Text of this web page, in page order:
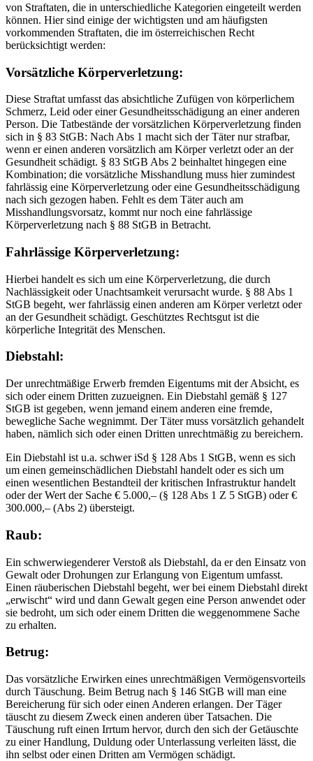
von Straftaten, die in unterschiedliche Kategorien eingeteilt werden
können. Hier sind einige der wichtigsten und am häufigsten
vorkommenden Straftaten, die im österreichischen Recht
berücksichtigt werden:
Vorsätzliche Körperverletzung:
Diese Straftat umfasst das absichtliche Zufügen von körperlichem
Schmerz, Leid oder einer Gesundheitsschädigung an einer anderen
Person. Die Tatbestände der vorsätzlichen Körperverletzung finden
sich in § 83 StGB: Nach Abs 1 macht sich der Täter nur strafbar,
wenn er einen anderen vorsätzlich am Körper verletzt oder an der
Gesundheit schädigt. § 83 StGB Abs 2 beinhaltet hingegen eine
Kombination; die vorsätzliche Misshandlung muss hier zumindest
fahrlässig eine Körperverletzung oder eine Gesundheitsschädigung
nach sich gezogen haben. Fehlt es dem Täter auch am
Misshandlungsvorsatz, kommt nur noch eine fahrlässige
Körperverletzung nach § 88 StGB in Betracht.
Fahrlässige Körperverletzung:
Hierbei handelt es sich um eine Körperverletzung, die durch
Nachlässigkeit oder Unachtsamkeit verursacht wurde. § 88 Abs 1
StGB begeht, wer fahrlässig einen anderen am Körper verletzt oder
an der Gesundheit schädigt. Geschütztes Rechtsgut ist die
körperliche Integrität des Menschen.
Diebstahl:
Der unrechtmäßige Erwerb fremden Eigentums mit der Absicht, es
sich oder einem Dritten zuzueignen. Ein Diebstahl gemäß § 127
StGB ist gegeben, wenn jemand einem anderen eine fremde,
bewegliche Sache wegnimmt. Der Täter muss vorsätzlich gehandelt
haben, nämlich sich oder einen Dritten unrechtmäßig zu bereichern.
Ein Diebstahl ist u.a. schwer iSd § 128 Abs 1 StGB, wenn es sich
um einen gemeinschädlichen Diebstahl handelt oder es sich um
einen wesentlichen Bestandteil der kritischen Infrastruktur handelt
oder der Wert der Sache € 5.000,– (§ 128 Abs 1 Z 5 StGB) oder €
300.000,– (Abs 2) übersteigt.
Raub:
Ein schwerwiegenderer Verstoß als Diebstahl, da er den Einsatz von
Gewalt oder Drohungen zur Erlangung von Eigentum umfasst.
Einen räuberischen Diebstahl begeht, wer bei einem Diebstahl direkt
„erwischt“ wird und dann Gewalt gegen eine Person anwendet oder
sie bedroht, um sich oder einem Dritten die weggenommene Sache
zu erhalten.
Betrug:
Das vorsätzliche Erwirken eines unrechtmäßigen Vermögensvorteils
durch Täuschung. Beim Betrug nach § 146 StGB will man eine
Bereicherung für sich oder einen Anderen erlangen. Der Täger
täuscht zu diesem Zweck einen anderen über Tatsachen. Die
Täuschung ruft einen Irrtum hervor, durch den sich der Getäuschte
zu einer Handlung, Duldung oder Unterlassung verleiten lässt, die
ihn selbst oder einen Dritten am Vermögen schädigt.